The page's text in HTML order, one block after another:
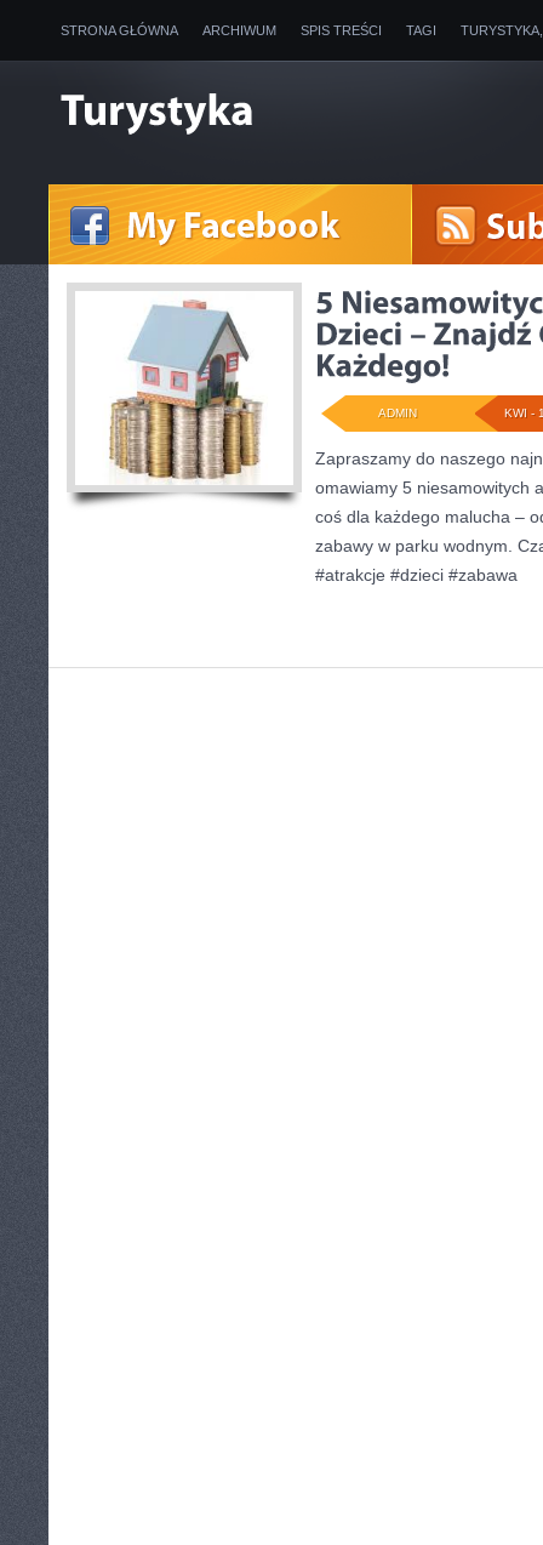
STRONA GŁÓWNA ARCHIWUM SPIS TREŚCI TAGI
KWI -
ADMIN
Zapraszamy do naszego
omawiamy 5 niesamowitych
coś dla każdego malucha –
zabawy w parku wodnym.
#atrakcje #dzieci #zabawa